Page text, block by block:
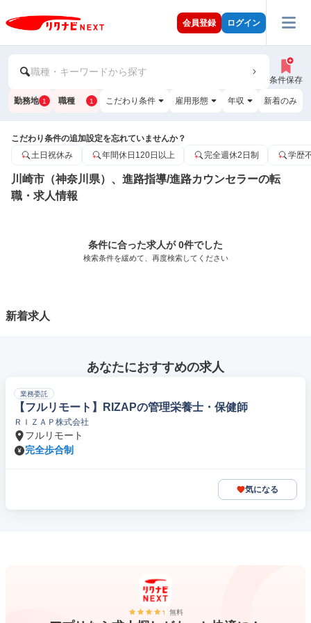
会員登録 ログイン
職種・キーワードから探す
条件保存
勤務地 1 職種 1 こだわり条件 雇用形態 年収 新着のみ
こだわり条件の追加設定を忘れていませんか？
土日祝休み
年間休日120日以上 完全週休2日制 学歴
川崎市（神奈川県）、進路指導/進路カウンセラーの転
職・求人情報
条件に合った求人が 0件でした
検索条件を緩めて、再度検索してください
新着求人
あなたにおすすめの求人
業務委託
【フルリモート】RIZAPの管理栄養士・保健師
ＲＩＺＡＰ株式会社
フルリモート
完全歩合制
気になる
無料